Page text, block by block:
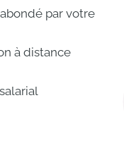
par votre
à distance